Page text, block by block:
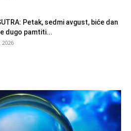
Petak, sedmi avgust, biće dan
dugo pamtiti...
2026